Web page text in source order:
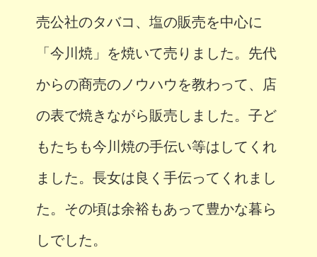
売公社のタバコ、塩の販売を中心に
「今川焼」を焼いて売りました。先代
からの商売のノウハウを教わって、店
の表で焼きながら販売しました。子ど
もたちも今川焼の手伝い等はしてくれ
ました。長女は良く手伝ってくれまし
た。その頃は余裕もあって豊かな暮ら
しでした。